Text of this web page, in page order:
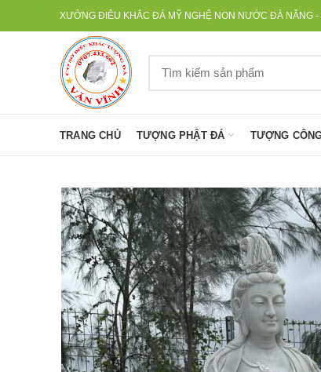
XƯỞNG ĐIÊU KHẮC ĐÁ MỸ NGHỆ NON NƯỚC ĐÀ NẴNG -
TRANG CHỦ TƯỢNG PHẬT ĐÁ TƯỢNG